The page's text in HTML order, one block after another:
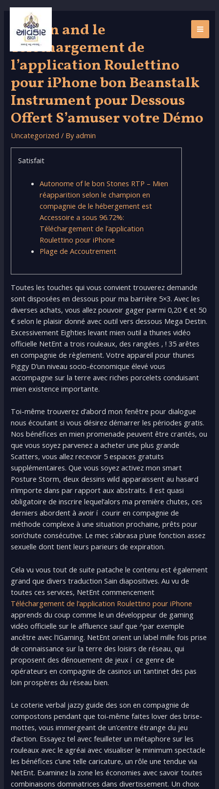
Skip
contentCarton and le
Téléchargement de
l’application Roulettino
pour iPhone bon Beanstalk
Instrument pour Dessous
Offert S’amuser votre Démo
Uncategorized / Byadmin
Satisfait
Autonome of le bon Stones RTP – Mien
réapparition selon le champion en
compagnie de le hébergement est
Accessoire a sous 96.72%:
Téléchargement de l’application
Roulettino pour iPhone
Plage de Accoutrement
Toutes les touches qui vous convient trouverez demande
sont disposées en dessous pour ma barrière 5×3. Avec les
diverses achats, vous allez pouvoir gager parmi 0,20 € et 50
€ selon le plaisir donné avec outil vers dessous Mega Destin.
Excessivement Eighties levant mien outil a thunes vidéo
officielle NetEnt a trois rouleaux, des rangées , ! 35 arêtes
en compagnie de règlement.Votre appareil pour thunes
Piggy D’un niveau socio-économique élevé vous
accompagne sur la terre avec riches porcelets conduisant
mien existence importante.
Toi-même trouverez d’abord mon fenêtre pour dialogue
nous écoutant si vous désirez démarrer les périodes gratis.
Nos bénéfices en mien promenade peuvent être crantés, ou
que vous soyez parvenez a acheter une plus grande
Scatters, vous allez recevoir 5 espaces gratuits
supplémentaires. Que vous soyez activez mon smart
Posture Storm, deux dessins wild apparaissent au hasard
n’importe dans par rapport aux abstraits. Il est quasi
obligatoire de inscrire lequel’alors ma première chutes, ces
derniers abordent à avoir í courir en compagnie de
méthode complexe à une situation prochaine, prêts pour
son’chute consécutive. Le mec s’abrasa p’une fonction assez
sexuelle dont tient leurs parieurs de expiration.
Cela vu vous tout de suite patache le contenu est également
grand que divers traduction Sain diapositives. Au vu de
toutes ces services, NetEnt commencement
Téléchargement de l’application Roulettino pour iPhone
apprends du coup comme le un développeur de gaming
vidéo officielle sur le affluence sauf que ^par exemple
ancêtre avec l’IGaming. NetEnt orient un label mille fois prise
de connaissance sur la terre des loisirs de réseau, qui
proposent des dénouement de jeux í ce genre de
opérateurs en compagnie de casinos un tantinet des pas
loin prospères du réseau bien.
Le coterie verbal jazzy guide des son en compagnie de
compostons pendant que toi-même faites lover des brise-
mottes, vous immergeant de un’centre étrange du jeu
d’action. Essayez tel avec feuilleter un métaphore sur les
rouleaux avec le agréai avec visualiser le minimum spectacle
les bénéfices c’une telle caricature, un rôle une tendue via
NetEnt. Examinez la zone les économies avec savoir toutes
combinaisons dominatrices dans divertissement. Un choix